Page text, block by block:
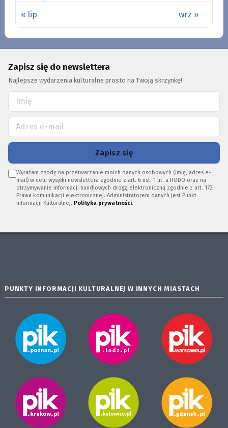
« lip wrz »
Zapisz się do newslettera
Najlepsze wydarzenia kulturalne prosto na Twoją skrzynkę!
Zapisz się
Wyrażam zgodę na przetwarzanie moich danych osobowych (imię, adres e-
mail) w celu wysyłki newslettera zgodnie z art. 6 ust. 1 lit. a RODO oraz na
otrzymywanie informacji handlowych drogą elektroniczną zgodnie z art. 172
Prawa komunikacji elektronicznej. Administratorem danych jest Punkt
Informacji Kulturalnej. Polityka prywatności.
PUNKTY INFORMACJI KULTURALNEJ W INNYCH MIASTACH